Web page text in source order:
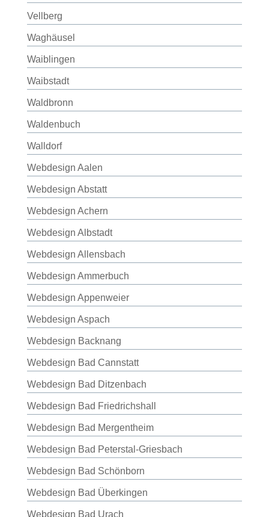
Vellberg
Waghäusel
Waiblingen
Waibstadt
Waldbronn
Waldenbuch
Walldorf
Webdesign Aalen
Webdesign Abstatt
Webdesign Achern
Webdesign Albstadt
Webdesign Allensbach
Webdesign Ammerbuch
Webdesign Appenweier
Webdesign Aspach
Webdesign Backnang
Webdesign Bad Cannstatt
Webdesign Bad Ditzenbach
Webdesign Bad Friedrichshall
Webdesign Bad Mergentheim
Webdesign Bad Peterstal-Griesbach
Webdesign Bad Schönborn
Webdesign Bad Überkingen
Webdesign Bad Urach